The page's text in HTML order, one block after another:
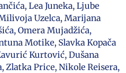
Lea Juneka, Ljube
Uzelca, Marijana
Omera Mujadžića,
Motike, Slavka Kopača
Kurtović, Dušana
Zlatka Price, Nikole Reisera,